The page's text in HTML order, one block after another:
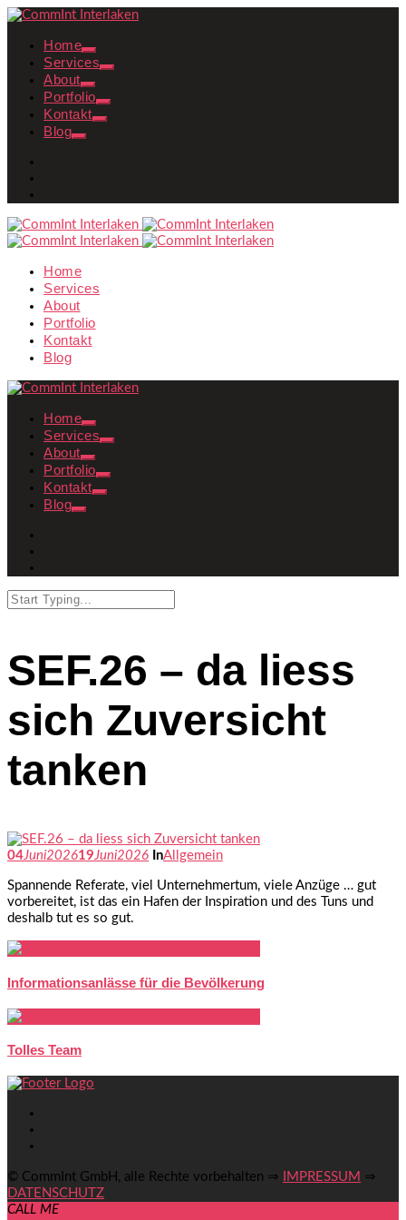
Home
Services
About
Portfolio
Kontakt
Blog
Home
Services
About
Portfolio
Kontakt
Blog
Home
Services
About
Portfolio
Kontakt
Blog
SEF.26 – da liess
sich Zuversicht
tanken
04Juni202619Juni2026 InAllgemein
Spannende Referate, viel Unternehmertum, viele Anzüge … gut
vorbereitet, ist das ein Hafen der Inspiration und des Tuns und
deshalb tut es so gut.
Informationsanlässe für die Bevölkerung
Tolles Team
© CommInt GmbH, alle Rechte vorbehalten ⇒ IMPRESSUM ⇒
DATENSCHUTZ
CALL ME